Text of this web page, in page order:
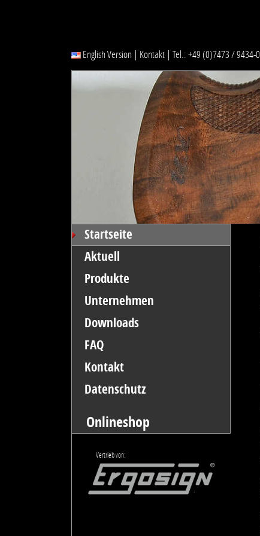
English Version Kontakt |Tel.: +49 (0)7473 / 9434-0
Startseite
Aktuell
Produkte
Unternehmen
Downloads
FAQ
Kontakt
Datenschutz
Onlineshop
Vertrieb von: